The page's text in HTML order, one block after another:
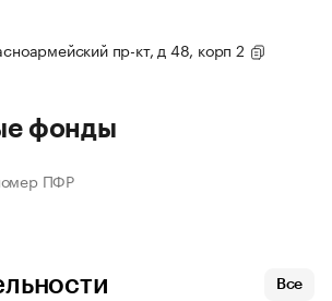
пр-кт, д 48, корп 2
фонды
ПФР
Все